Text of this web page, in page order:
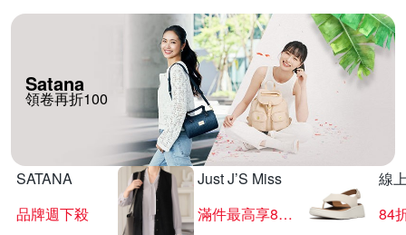
Satana
領卷再折100
SATANA
品牌週下殺
Just J’S Miss
滿件最高享85折
線
84